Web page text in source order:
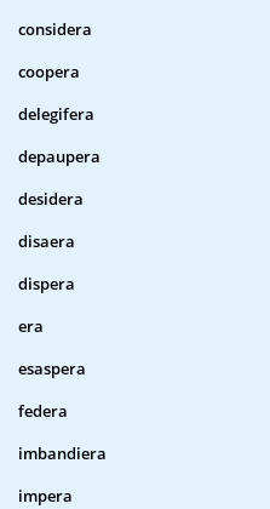
considera
coopera
delegifera
depaupera
desidera
disaera
dispera
era
esaspera
federa
imbandiera
impera